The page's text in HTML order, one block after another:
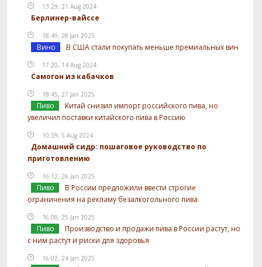
13:29, 21 Aug 2024
Берлинер-вайссе
18:49, 28 Jan 2025
Вино В США стали покупать меньше премиальных вин
17:20, 14 Aug 2024
Самогон из кабачков
18:45, 27 Jan 2025
Пиво
Китай снизил импорт российского пива, но
увеличил поставки китайского пива в Россию
10:39, 5 Aug 2024
Домашний сидр: пошаговое руководство по
приготовлению
16:12, 26 Jan 2025
Пиво
В России предложили ввести строгие
ограничения на рекламу безалкогольного пива
16:08, 25 Jan 2025
Пиво
Производство и продажи пива в России растут, но
с ним растут и риски для здоровья
16:02, 24 Jan 2025